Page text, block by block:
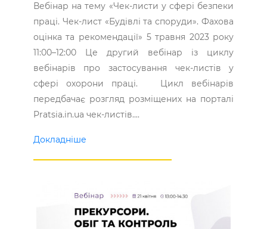
Вебінар на тему «Чек-листи у сфері безпеки
праці. Чек-лист «Будівлі та споруди». Фахова
оцінка та рекомендації» 5 травня 2023 року
11:00–12:00 Це другий вебінар із циклу
вебінарів про застосування чек-листів у
сфері охорони праці. Цикл вебінарів
передбачає розгляд розміщених на порталі
Pratsia.in.ua чек-листів....
Докладніше